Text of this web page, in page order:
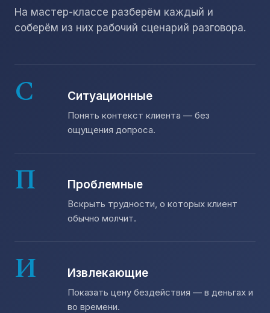
На мастер-классе разберём каждый и
соберём из них рабочий сценарий разговора.
С Ситуационные
Понять контекст клиента — без
ощущения допроса.
П Проблемные
Вскрыть трудности, о которых клиент
обычно молчит.
И Извлекающие
Показать цену бездействия — в деньгах и
во времени.